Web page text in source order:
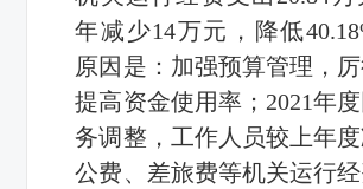
年减少14万元，降低
原因是：加强预算管理，厉
提高资金使用率；2021年
务调整，工作人员较上年
公费、差旅费等机关运行